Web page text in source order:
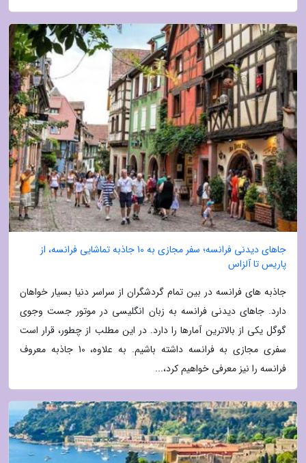
جاهای دیدنی فرانسه؛ سفر مجازی به 10 جاذبه تماشایی فرانسه، از
پاریس تا آلزاس
جاذبه های فرانسه در بین تمام گردشگران از سراسر دنیا بسیار خواهان
دارد. جاهای دیدنی فرانسه به زبان انگلیسی در موتور جست وجوی
گوگل یکی از بالاترین آمارها را دارد. در این مطلب از چطور، قرار است
سفری مجازی به فرانسه داشته باشیم. به علاوه، 10 جاذبه معروف
فرانسه را نیز معرفی خواهیم کرد،...